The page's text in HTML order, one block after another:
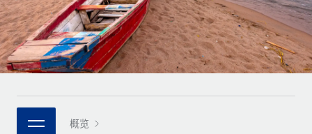
基础设施
Remote Embedded
将人力资源无缝融入工作流程
团队的内置核心人力资源功能
连接 新的
中型市场
通过定制化人力资源解决方案扩展团队
企业
与我们携手合作
研究与指引
案例研究
人力资源术语表
核对表和模板
职位描述库
Deutsch
Español
Italiano
Português (Portugal)
概览